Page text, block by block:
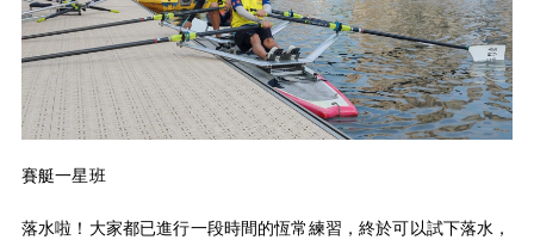
賽艇一星班
落水啦！大家都已進行一段時間的恆常練習，終於可以試下落水，